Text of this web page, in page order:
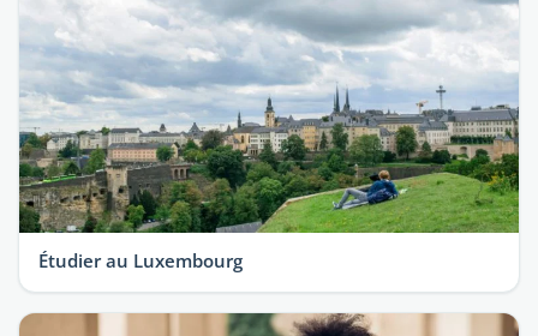
Étudier au Luxembourg